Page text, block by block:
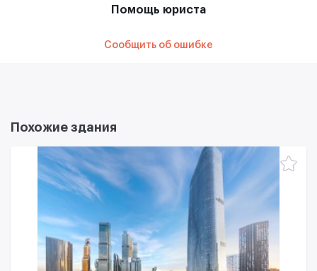
Помощь юриста
Сообщить об ошибке
Похожие здания